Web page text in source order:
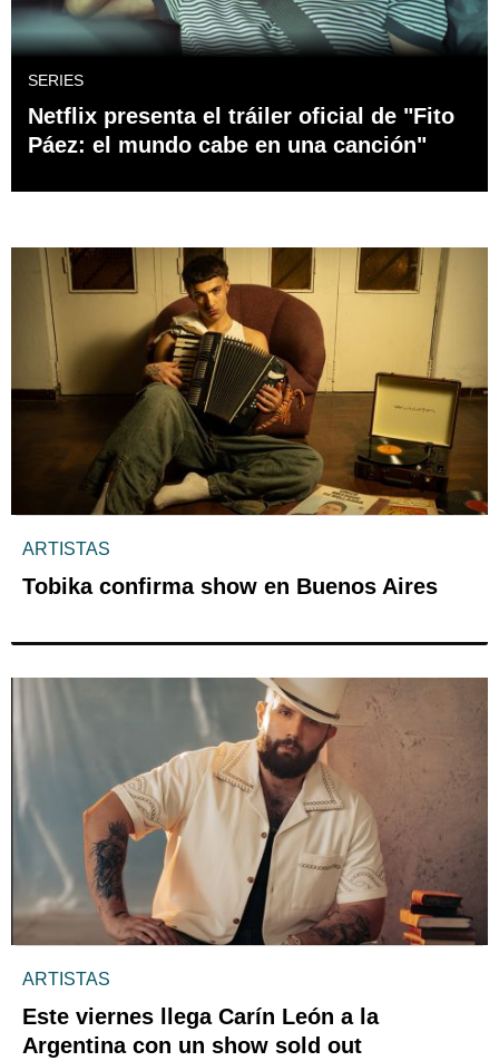
SERIES
Netflix presenta el tráiler oficial de "Fito
Páez: el mundo cabe en una canción"
ARTISTAS
Tobika confirma show en Buenos Aires
ARTISTAS
Este viernes llega Carín León a la
Argentina con un show sold out